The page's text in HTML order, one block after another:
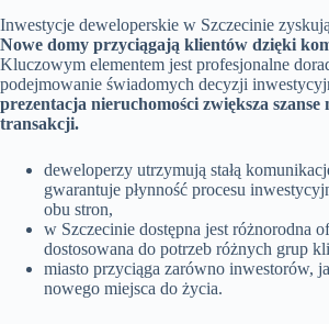
Inwestycje deweloperskie w Szczecinie
Nowe domy przyciągają klientów dzięki
Kluczowym elementem jest profesjonalne
podejmowanie świadomych decyzji
prezentacja nieruchomości zwiększa szanse
transakcji.
deweloperzy utrzymują stałą
gwarantuje płynność procesu
obu stron,
w Szczecinie dostępna jest różnorodna
dostosowana do potrzeb różnych grup
miasto przyciąga zarówno inwestorów,
nowego miejsca do życia.